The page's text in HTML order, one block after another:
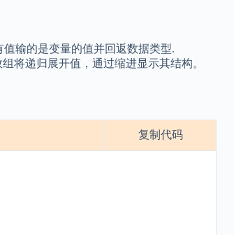
输的是变量的值并回返数据类型.
将递归展开值，通过缩进显示其结构。
复制代码